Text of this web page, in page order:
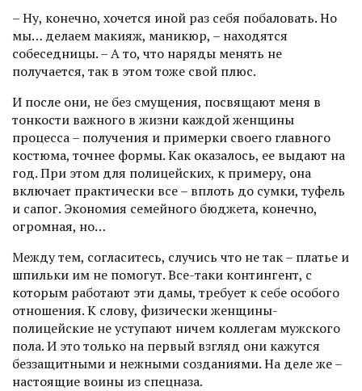
– Ну, конечно, хочется иной раз себя побаловать. Но
мы… делаем макияж, маникюр, – находятся
собеседницы. – А то, что наряды менять не
получается, так в этом тоже свой плюс.
И после они, не без смущения, посвящают меня в
тонкости важного в жизни каждой женщины
процесса – получения и примерки своего главного
костюма, точнее формы. Как оказалось, ее выдают на
год. При этом для полицейских, к примеру, она
включает практически все – вплоть до сумки, туфель
и сапог. Экономия семейного бюджета, конечно,
огромная, но…
Между тем, согласитесь, случись что не так – платье и
шпильки им не помогут. Все-таки контингент, с
которым работают эти дамы, требует к себе особого
отношения. К слову, физически женщины-
полицейские не уступают ничем коллегам мужского
пола. И это только на первый взгляд они кажутся
беззащитными и нежными созданиями. На деле же –
настоящие воины из спецназа.